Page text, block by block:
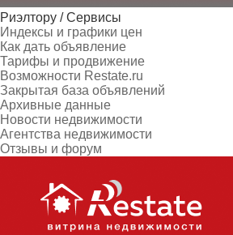
Риэлтору / Сервисы
Индексы и графики цен
Как дать объявление
Тарифы и продвижение
Возможности Restate.ru
Закрытая база объявлений
Архивные данные
Новости недвижимости
Агентства недвижимости
Отзывы и форум